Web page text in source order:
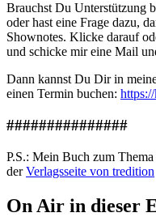
Brauchst Du Unterstützung
oder hast eine Frage dazu,
Shownotes. Klicke darauf
und schicke mir eine Mail
Dann kannst Du Dir in
einen Termin buchen:
###############
P.S.: Mein Buch zum
derVerlagsseite von tredition
On Air in dieser